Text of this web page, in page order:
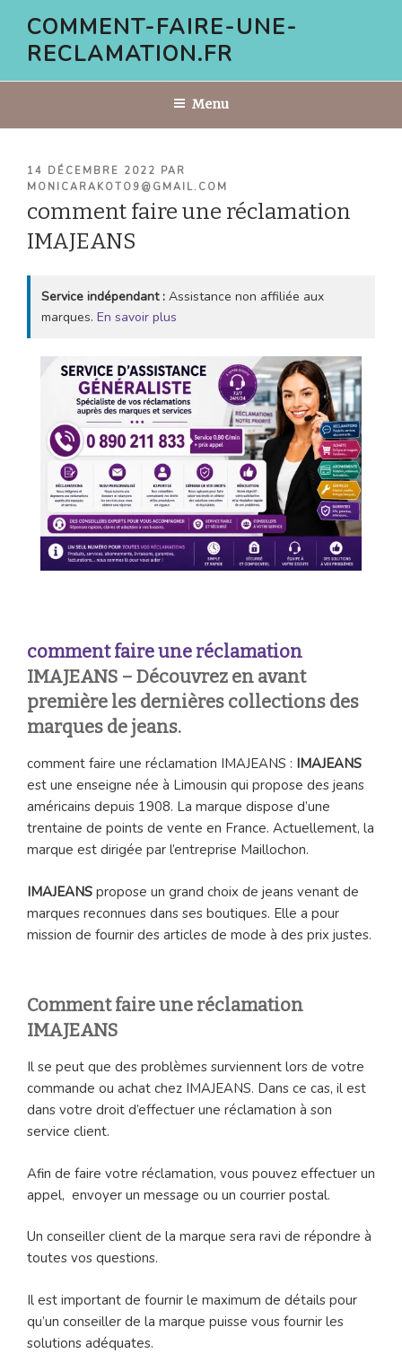
contenu
COMMENT-FAIRE-UNE-
RECLAMATION.FR
Menu
PUBLIÉ
LE
14 DÉCEMBRE 2022 PAR
MONICARAKOTO9@GMAIL.COM
comment faire une réclamation
IMAJEANS
Service indépendant : Assistance non affiliée aux
marques. En savoir plus
comment faire une réclamation
IMAJEANS – Découvrez en avant
première les dernières collections des
marques de jeans.
comment faire une réclamation IMAJEANS : IMAJEANS
est une enseigne née à Limousin qui propose des jeans
américains depuis 1908. La marque dispose d’une
trentaine de points de vente en France. Actuellement, la
marque est dirigée par l’entreprise Maillochon.
IMAJEANS propose un grand choix de jeans venant de
marques reconnues dans ses boutiques. Elle a pour
mission de fournir des articles de mode à des prix justes.
Comment faire une réclamation
IMAJEANS
Il se peut que des problèmes surviennent lors de votre
commande ou achat chez IMAJEANS. Dans ce cas, il est
dans votre droit d’effectuer une réclamation à son
service client.
Afin de faire votre réclamation, vous pouvez effectuer un
appel, envoyer un message ou un courrier postal.
Un conseiller client de la marque sera ravi de répondre à
toutes vos questions.
Il est important de fournir le maximum de détails pour
qu’un conseiller de la marque puisse vous fournir les
solutions adéquates.